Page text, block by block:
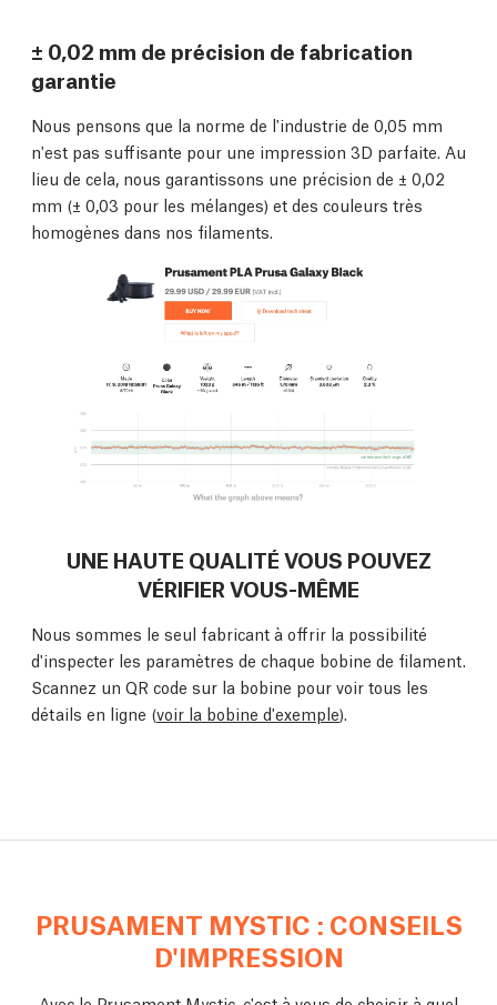
± 0,02 mm de précision de fabrication
garantie
Nous pensons que la norme de l'industrie de 0,05 mm
n'est pas suffisante pour une impression 3D parfaite. Au
lieu de cela, nous garantissons une précision de ± 0,02
mm (± 0,03 pour les mélanges) et des couleurs très
homogènes dans nos filaments.
UNE HAUTE QUALITÉ VOUS POUVEZ
VÉRIFIER VOUS-MÊME
Nous sommes le seul fabricant à offrir la possibilité
d'inspecter les paramètres de chaque bobine de filament.
Scannez un QR code sur la bobine pour voir tous les
détails en ligne (voir la bobine d'exemple).
PRUSAMENT MYSTIC : CONSEILS
D'IMPRESSION